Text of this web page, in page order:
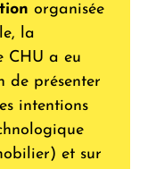
organisée
la
CHU a eu
de présenter
intentions
et sur